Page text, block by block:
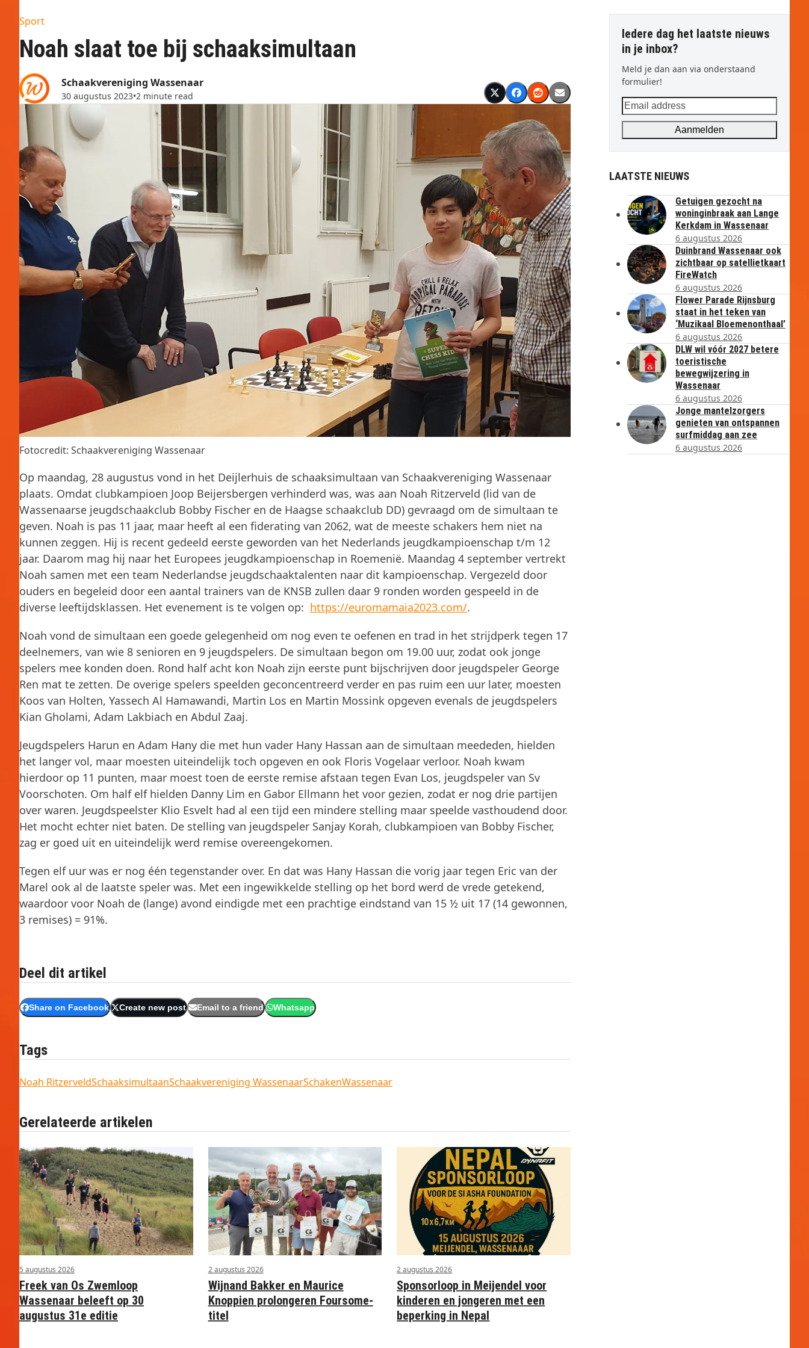
Sport
Noah slaat toe bij schaaksimultaan
Schaakvereniging Wassenaar
30 augustus 2023•2 minute read
Fotocredit: Schaakvereniging Wassenaar
Op maandag, 28 augustus vond in het Deijlerhuis de schaaksimultaan van Schaakvereniging Wassenaar
plaats. Omdat clubkampioen Joop Beijersbergen verhinderd was, was aan Noah Ritzerveld (lid van de
Wassenaarse jeugdschaakclub Bobby Fischer en de Haagse schaakclub DD) gevraagd om de simultaan te
geven. Noah is pas 11 jaar, maar heeft al een fiderating van 2062, wat de meeste schakers hem niet na
kunnen zeggen. Hij is recent gedeeld eerste geworden van het Nederlands jeugdkampioenschap t/m 12
jaar. Daarom mag hij naar het Europees jeugdkampioenschap in Roemenië. Maandag 4 september vertrekt
Noah samen met een team Nederlandse jeugdschaaktalenten naar dit kampioenschap. Vergezeld door
ouders en begeleid door een aantal trainers van de KNSB zullen daar 9 ronden worden gespeeld in de
diverse leeftijdsklassen. Het evenement is te volgen op: https://euromamaia2023.com/.
Noah vond de simultaan een goede gelegenheid om nog even te oefenen en trad in het strijdperk tegen 17
deelnemers, van wie 8 senioren en 9 jeugdspelers. De simultaan begon om 19.00 uur, zodat ook jonge
spelers mee konden doen. Rond half acht kon Noah zijn eerste punt bijschrijven door jeugdspeler George
Ren mat te zetten. De overige spelers speelden geconcentreerd verder en pas ruim een uur later, moesten
Koos van Holten, Yassech Al Hamawandi, Martin Los en Martin Mossink opgeven evenals de jeugdspelers
Kian Gholami, Adam Lakbiach en Abdul Zaaj.
Jeugdspelers Harun en Adam Hany die met hun vader Hany Hassan aan de simultaan meededen, hielden
het langer vol, maar moesten uiteindelijk toch opgeven en ook Floris Vogelaar verloor. Noah kwam
hierdoor op 11 punten, maar moest toen de eerste remise afstaan tegen Evan Los, jeugdspeler van Sv
Voorschoten. Om half elf hielden Danny Lim en Gabor Ellmann het voor gezien, zodat er nog drie partijen
over waren. Jeugdspeelster Klio Esvelt had al een tijd een mindere stelling maar speelde vasthoudend door.
Het mocht echter niet baten. De stelling van jeugdspeler Sanjay Korah, clubkampioen van Bobby Fischer,
zag er goed uit en uiteindelijk werd remise overeengekomen.
Tegen elf uur was er nog één tegenstander over. En dat was Hany Hassan die vorig jaar tegen Eric van der
Marel ook al de laatste speler was. Met een ingewikkelde stelling op het bord werd de vrede getekend,
waardoor voor Noah de (lange) avond eindigde met een prachtige eindstand van 15 ½ uit 17 (14 gewonnen,
3 remises) = 91%.
Deel dit artikel
Share on Facebook Create new post Email to a friend Whatsapp
Tags
Noah RitzerveldSchaaksimultaanSchaakvereniging WassenaarSchakenWassenaar
Gerelateerde artikelen
5 augustus 2026
Freek van Os Zwemloop
Wassenaar beleeft op 30
augustus 31e editie
2 augustus 2026
Wijnand Bakker en Maurice
Knoppien prolongeren Foursome-
titel
2 augustus 2026
Sponsorloop in Meijendel voor
kinderen en jongeren met een
beperking in Nepal
Iedere dag het laatste nieuws
in je inbox?
Meld je dan aan via onderstaand
formulier!
Email
address
Aanmelden
LAATSTE NIEUWS
Getuigen gezocht na
woninginbraak aan Lange
Kerkdam in Wassenaar
6 augustus 2026
Duinbrand Wassenaar ook
zichtbaar op satellietkaart
FireWatch
6 augustus 2026
Flower Parade Rijnsburg
staat in het teken van
‘Muzikaal Bloemenonthaal’
6 augustus 2026
DLW wil vóór 2027 betere
toeristische
bewegwijzering in
Wassenaar
6 augustus 2026
Jonge mantelzorgers
genieten van ontspannen
surfmiddag aan zee
6 augustus 2026